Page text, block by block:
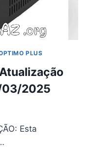
PLUS
03/2025
Esta